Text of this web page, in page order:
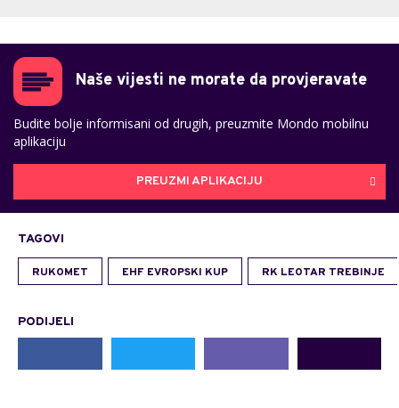
Naše vijesti ne morate da provjeravate
Budite bolje informisani od drugih, preuzmite Mondo mobilnu
aplikaciju
PREUZMI APLIKACIJU
TAGOVI
RUKOMET EHF EVROPSKI KUP RK LEOTAR TREBINJE
PODIJELI